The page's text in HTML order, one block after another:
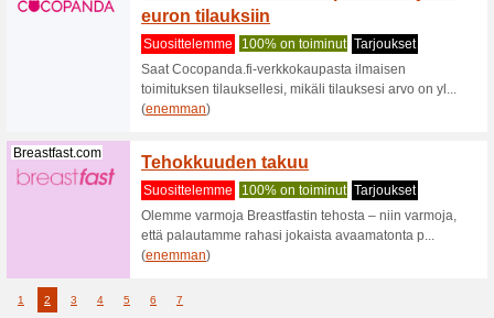
Airbaltic.com
Gran